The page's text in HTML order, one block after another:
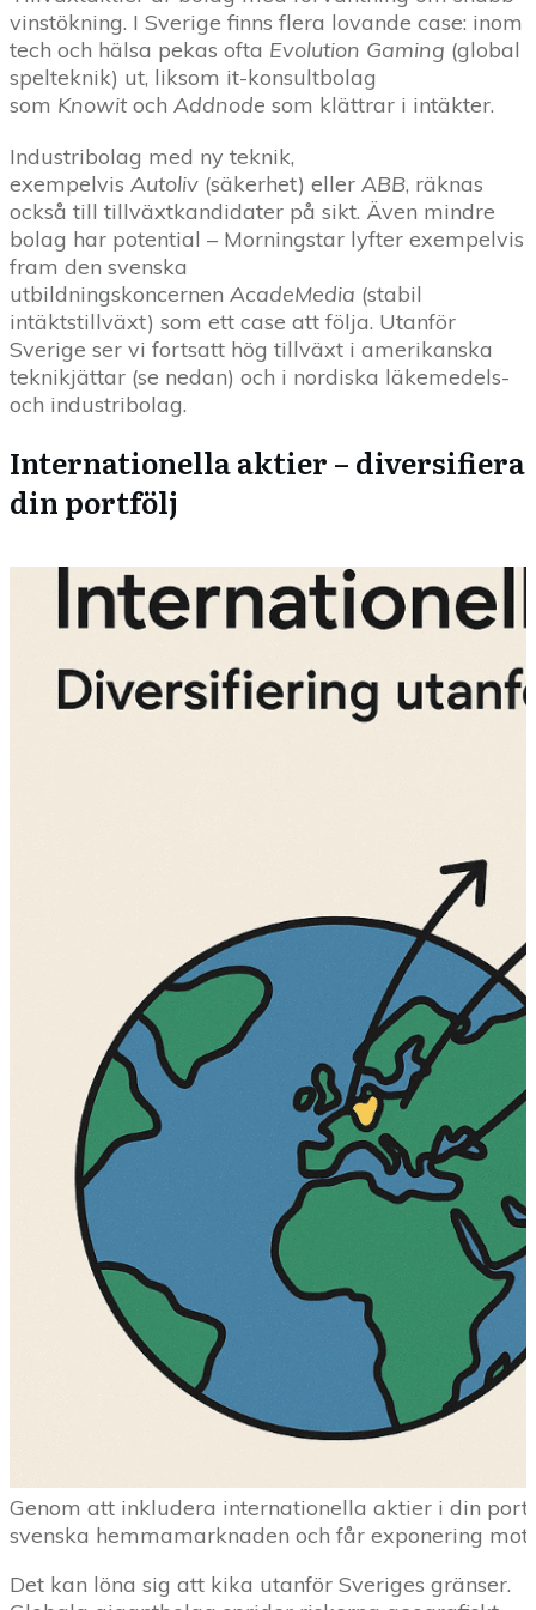
vinstökning. I Sverige finns flera lovande case: inom
tech och hälsa pekas ofta Evolution Gaming (global
spelteknik) ut, liksom it-konsultbolag
som Knowitoch Addnode som klättrar i intäkter.
Industribolag med ny teknik,
exempelvis Autoliv (säkerhet) eller ABB, räknas
också till tillväxtkandidater på sikt. Även mindre
bolag har potential – Morningstar lyfter exempelvis
fram den svenska
utbildningskoncernen AcadeMedia (stabil
intäktstillväxt) som ett case att följa. Utanför
Sverige ser vi fortsatt hög tillväxt i amerikanska
teknikjättar (se nedan) och i nordiska läkemedels-
och industribolag.
Internationella aktier – diversifiera
din portfölj
Genom att inkludera internationella aktier i din
svenska hemmamarknaden och får exponering
Det kan löna sig att kika utanför Sveriges gränser.